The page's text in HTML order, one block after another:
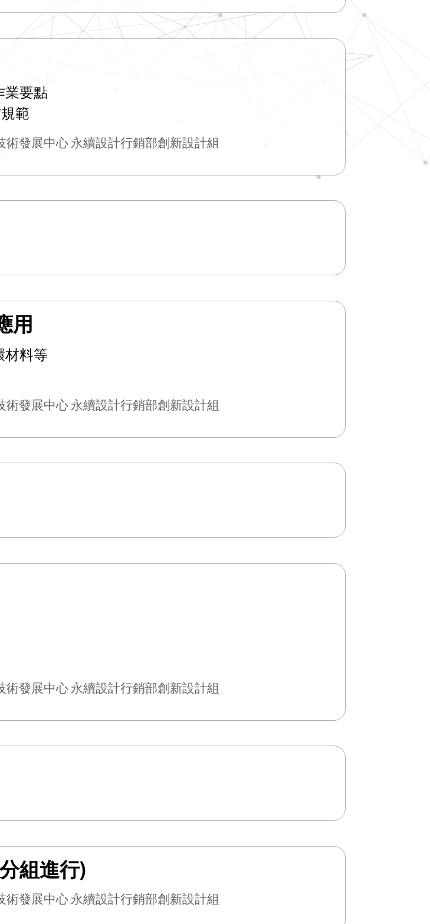
業要點
範
術發展中心 永續設計行銷部創新設計組
用
材料等
術發展中心 永續設計行銷部創新設計組
術發展中心 永續設計行銷部創新設計組
組進行)
術發展中心 永續設計行銷部創新設計組